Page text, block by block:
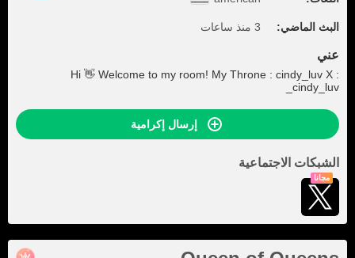
البث الماضي: 3 منذ ساعات
عني
Hi 👋 Welcome to my room! My Throne : cindy_luv X :
cindy_luv_
إرسال إكرامية
الشبكات الاجتماعية
مجاناً